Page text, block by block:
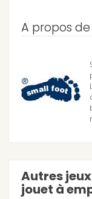
A propos
Autres
jouet à